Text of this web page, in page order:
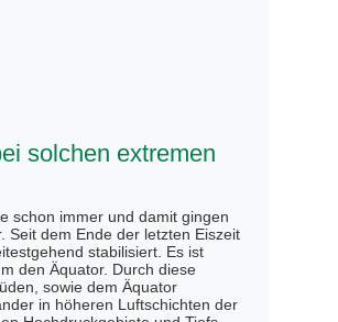
solchen extremen
schon immer und damit gingen
Seit dem Ende der letzten Eiszeit
stabilisiert. Es ist
den Äquator. Durch diese
sowie dem Äquator
in höheren Luftschichten der